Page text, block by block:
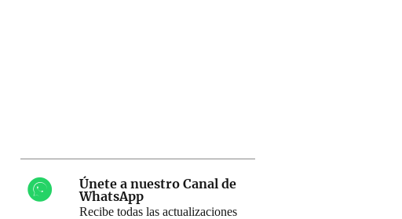
Únete a nuestro Canal de
WhatsApp
Recibe todas las actualizaciones